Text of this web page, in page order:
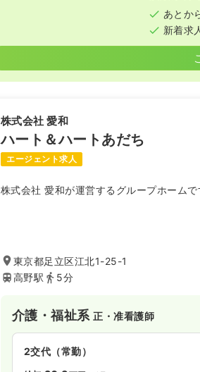
あとか
新着求
株式会社 愛和
ハート＆ハートあだち
エージェント求人
株式会社 愛和が運営するグループホームで
東京都足立区江北1-25-1
高野駅
5分
介護・福祉系正・准看護師
2交代（常勤）